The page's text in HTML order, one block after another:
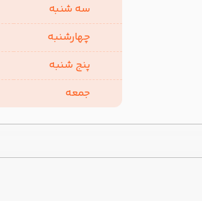
سه شنبه
چهارشنبه
پنج شنبه
جمعه